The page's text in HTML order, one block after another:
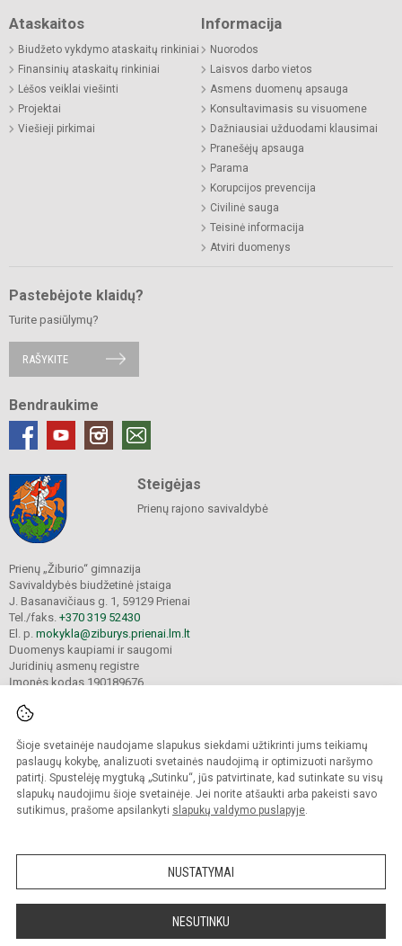
Šioje svetainėje naudojame slapukus siekdami užtikrinti jums teikiamų
paslaugų kokybę, analizuoti svetainės naudojimą ir optimizuoti naršymo
patirtį. Spustelėję mygtuką „Sutinku“, jūs patvirtinate, kad sutinkate su visų
slapukų naudojimu šioje svetainėje. Jei norite atšaukti arba pakeisti savo
sutikimus, prašome apsilankyti slapukų valdymo puslapyje.
NUSTATYMAI
NESUTINKU
Ataskaitos
Biudžeto vykdymo ataskaitų rinkiniai
Finansinių ataskaitų rinkiniai
Lėšos veiklai viešinti
Projektai
Viešieji pirkimai
Informacija
Nuorodos
Laisvos darbo vietos
Asmens duomenų apsauga
Konsultavimasis su visuomene
Dažniausiai užduodami klausimai
Pranešėjų apsauga
Parama
Korupcijos prevencija
Civilinė sauga
Teisinė informacija
Atviri duomenys
Pastebėjote klaidų?
Turite pasiūlymų?
RAŠYKITE
Bendraukime
Steigėjas
Prienų rajono savivaldybė
Prienų „Žiburio“ gimnazija
Savivaldybės biudžetinė įstaiga
J. Basanavičiaus g. 1, 59129 Prienai
Tel./faks. +370 319 52430
El. p. mokykla@ziburys.prienai.lm.lt
Duomenys kaupiami ir saugomi
Juridinių asmenų registre
Įmonės kodas 190189676
© 2023 Prienų "Žiburio" gimnazija. Visos teisės saugomos.
Kopijuoti turinį be raštiško gimnazijos sutikimo griežtai draudžiama.
Versija neįgaliesiems Slapukų politika
Sumanus būdas atnaujinti